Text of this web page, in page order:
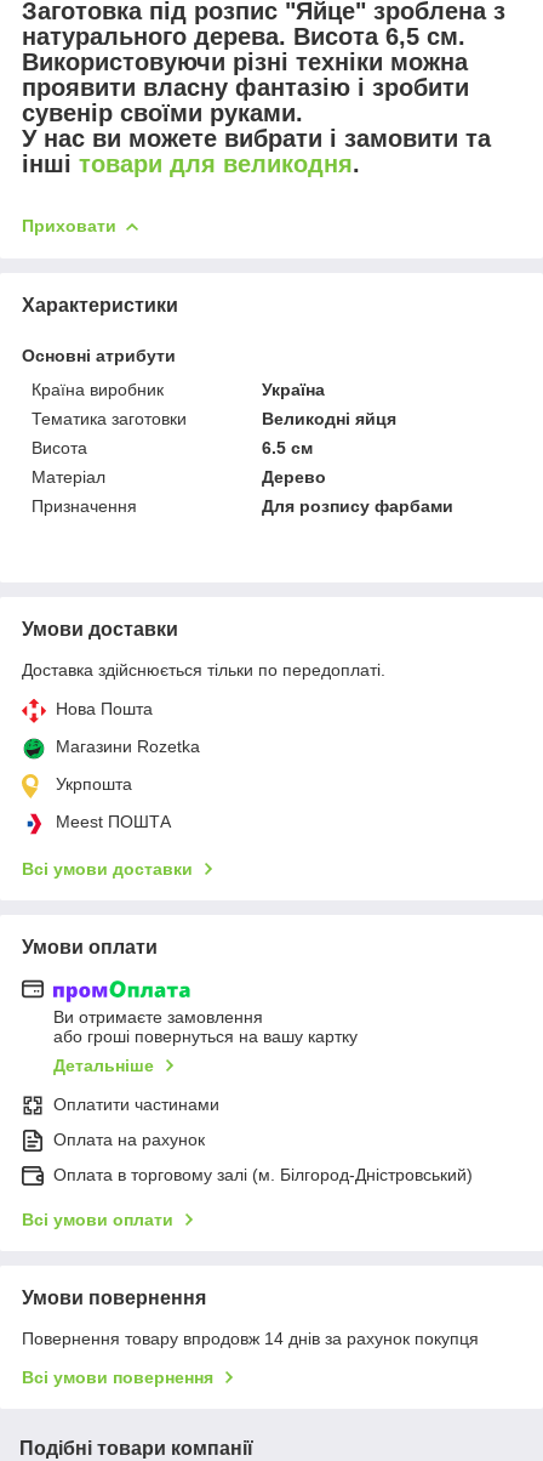
Заготовка під розпис "Яйце" зроблена з
натурального дерева. Висота 6,5 см.
Використовуючи різні техніки можна
проявити власну фантазію і зробити
сувенір своїми руками.
У нас ви можете вибрати і замовити та
інші товари для великодня.
Приховати
Характеристики
Основні атрибути
Країна виробник
Україна
Тематика заготовки
Великодні яйця
Висота
6.5 см
Матеріал
Дерево
Призначення
Для розпису фарбами
Умови доставки
Доставка здійснюється тільки по передоплаті.
Нова Пошта
Магазини Rozetka
Укрпошта
Meest ПОШТА
Всі умови доставки
Умови оплати
Ви отримаєте замовлення
або гроші повернуться на вашу картку
Детальніше
Оплатити частинами
Оплата на рахунок
Оплата в торговому залі (м. Білгород-Дністровський)
Всі умови оплати
Умови повернення
Повернення товару впродовж 14 днів за рахунок покупця
Всі умови повернення
Подібні товари компанії